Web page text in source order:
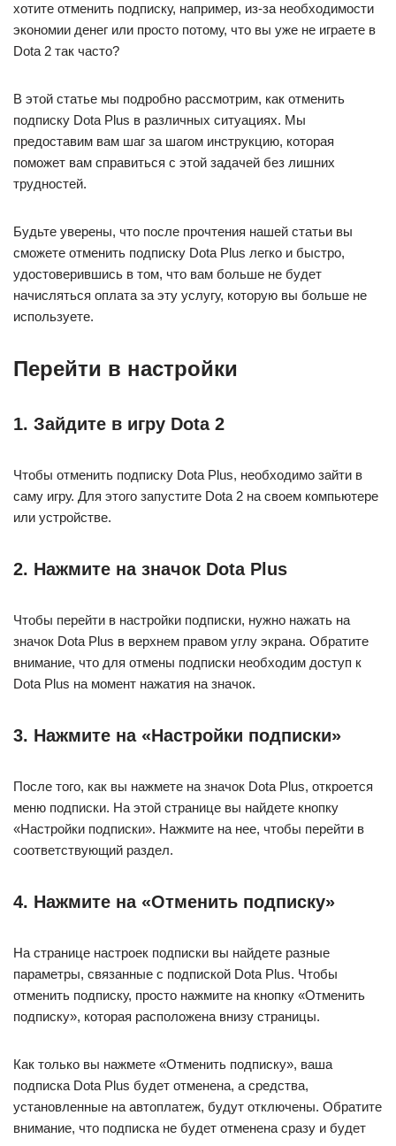
хотите отменить подписку, например, из-за необходимости
экономии денег или просто потому, что вы уже не играете в
Dota 2 так часто?
В этой статье мы подробно рассмотрим, как отменить
подписку Dota Plus в различных ситуациях. Мы
предоставим вам шаг за шагом инструкцию, которая
поможет вам справиться с этой задачей без лишних
трудностей.
Будьте уверены, что после прочтения нашей статьи вы
сможете отменить подписку Dota Plus легко и быстро,
удостоверившись в том, что вам больше не будет
начисляться оплата за эту услугу, которую вы больше не
используете.
Перейти в настройки
1. Зайдите в игру Dota 2
Чтобы отменить подписку Dota Plus, необходимо зайти в
саму игру. Для этого запустите Dota 2 на своем компьютере
или устройстве.
2. Нажмите на значок Dota Plus
Чтобы перейти в настройки подписки, нужно нажать на
значок Dota Plus в верхнем правом углу экрана. Обратите
внимание, что для отмены подписки необходим доступ к
Dota Plus на момент нажатия на значок.
3. Нажмите на «Настройки подписки»
После того, как вы нажмете на значок Dota Plus, откроется
меню подписки. На этой странице вы найдете кнопку
«Настройки подписки». Нажмите на нее, чтобы перейти в
соответствующий раздел.
4. Нажмите на «Отменить подписку»
На странице настроек подписки вы найдете разные
параметры, связанные с подпиской Dota Plus. Чтобы
отменить подписку, просто нажмите на кнопку «Отменить
подписку», которая расположена внизу страницы.
Как только вы нажмете «Отменить подписку», ваша
подписка Dota Plus будет отменена, а средства,
установленные на автоплатеж, будут отключены. Обратите
внимание, что подписка не будет отменена сразу и будет